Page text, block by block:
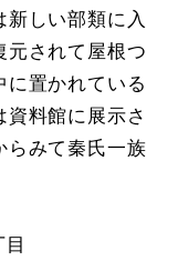
しい部類に入
元されて屋根つ
に置かれている
料館に展示さ
らみて秦氏一族